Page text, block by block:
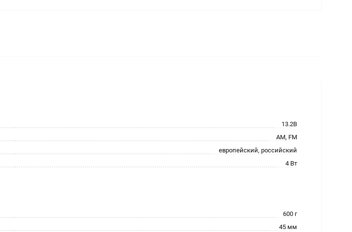
13.2В
АМ, FM
европейский, российский
4 Вт
600 г
45 мм